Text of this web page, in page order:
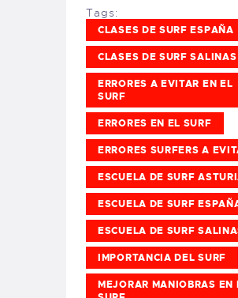
Tags:
CLASES DE SURF ESPAÑA
CLASES DE SURF SALINAS
ERRORES A EVITAR EN EL
SURF
ERRORES EN EL SURF
ERRORES SURFERS A
ESCUELA DE SURF
ESCUELA DE SURF
ESCUELA DE SURF
IMPORTANCIA DEL SURF
MEJORAR MANIOBRAS EN